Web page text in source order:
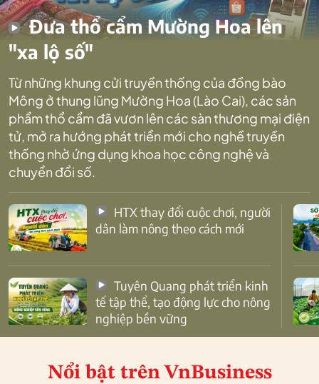
Đưa thổ cẩm Mường Hoa lên
"xa lộ số"
Từ những khung cửi truyền thống của đồng bào
Mông ở thung lũng Mường Hoa (Lào Cai), các sản
phẩm thổ cẩm đã vươn lên các sàn thương mại điện
tử, mở ra hướng phát triển mới cho nghề truyền
thống nhờ ứng dụng khoa học công nghệ và
chuyển đổi số.
dân làm nông theo cách mới
tế tập thể, tạo động lực cho nông
nghiệp bền vững
Nổi bật trên VnBusiness